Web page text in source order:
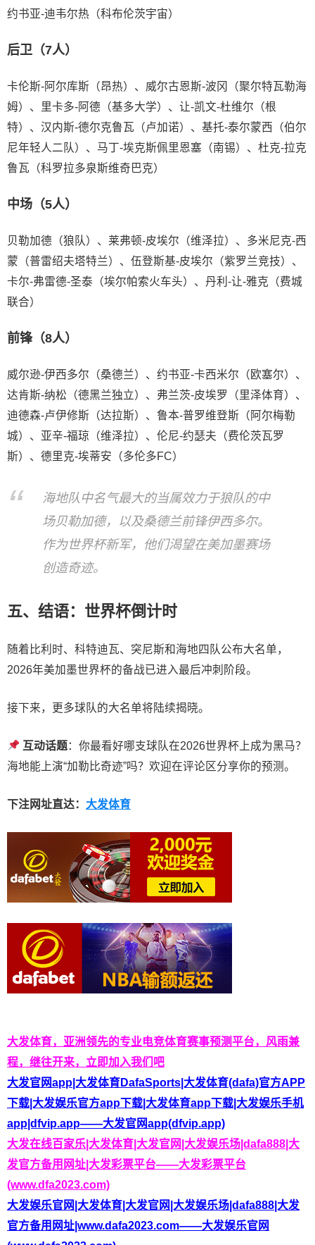
约书亚-迪韦尔热（科布伦茨宇宙）
后卫（7人）
卡伦斯-阿尔库斯（昂热）、威尔古恩斯-波冈（聚尔特瓦勒海
姆）、里卡多-阿德（基多大学）、让-凯文-杜维尔（根
特）、汉内斯-德尔克鲁瓦（卢加诺）、基托-泰尔蒙西（伯尔
尼年轻人二队）、马丁-埃克斯佩里恩塞（南锡）、杜克-拉克
鲁瓦（科罗拉多泉斯维奇巴克）
中场（5人）
贝勒加德（狼队）、莱弗顿-皮埃尔（维泽拉）、多米尼克-西
蒙（普雷绍夫塔特兰）、伍登斯基-皮埃尔（紫罗兰竞技）、
卡尔-弗雷德-圣泰（埃尔帕索火车头）、丹利-让-雅克（费城
联合）
前锋（8人）
威尔逊-伊西多尔（桑德兰）、约书亚-卡西米尔（欧塞尔）、
达肯斯-纳松（德黑兰独立）、弗兰茨-皮埃罗（里泽体育）、
迪德森-卢伊修斯（达拉斯）、鲁本-普罗维登斯（阿尔梅勒
城）、亚辛-福琼（维泽拉）、伦尼-约瑟夫（费伦茨瓦罗
斯）、德里克-埃蒂安（多伦多FC）
海地队中名气最大的当属效力于狼队的中
场贝勒加德，以及桑德兰前锋伊西多尔。
作为世界杯新军，他们渴望在美加墨赛场
创造奇迹。
五、结语：世界杯倒计时
随着比利时、科特迪瓦、突尼斯和海地四队公布大名单，
2026年美加墨世界杯的备战已进入最后冲刺阶段。
接下来，更多球队的大名单将陆续揭晓。
互动话题：你最看好哪支球队在2026世界杯上成为黑马？
海地能上演“加勒比奇迹”吗？欢迎在评论区分享你的预测。
下注网址直达： 大发体育
大发体育，亚洲领先的专业电竞体育赛事预测平台，风雨兼
程，继往开来，立即加入我们吧
大发官网app|大发体育DafaSports|大发体育(dafa)官方APP
下载|大发娱乐官方app下载|大发体育app下载|大发娱乐手机
app|dfvip.app——大发官网app(dfvip.app)
大发在线百家乐|大发体育|大发官网|大发娱乐场|dafa888|大
发官方备用网址|大发彩票平台——大发彩票平台
(www.dfa2023.com)
大发娱乐官网|大发体育|大发官网|大发娱乐场|dafa888|大发
官方备用网址|www.dafa2023.com——大发娱乐官网